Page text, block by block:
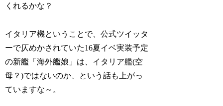
くれるかな？
イタリア機ということで、公式ツイッタ
ーで仄めかされていた16夏イベ実装予定
の新艦「海外艦娘」は、イタリア艦(空
母？)ではないのか、という話も上がっ
ていますな～。